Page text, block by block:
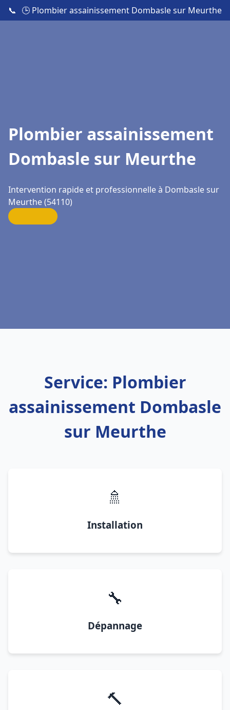
📞 🕒 Plombier assainissement Dombasle sur Meurthe
Plombier assainissement
Dombasle sur Meurthe
Intervention rapide et professionnelle à Dombasle sur
Meurthe (54110)
Service: Plombier
assainissement Dombasle
sur Meurthe
🚿
Installation
🔧
Dépannage
🔨